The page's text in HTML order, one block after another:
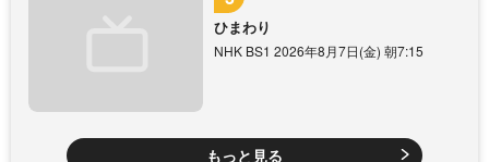
ひまわり
NHK BS1 2026年8月7日(金) 朝7:15
もっと見る